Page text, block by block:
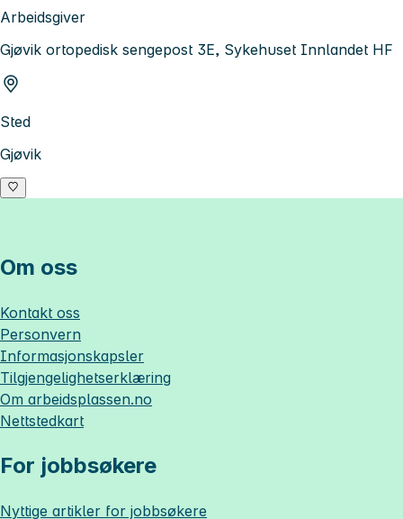
Arbeidsgiver
Gjøvik ortopedisk sengepost 3E, Sykehuset Innlandet HF
Sted
Gjøvik
Om oss
Kontakt oss
Personvern
Informasjonskapsler
Tilgjengelighetserklæring
Om arbeidsplassen.no
Nettstedkart
For jobbsøkere
Nyttige artikler for jobbsøkere